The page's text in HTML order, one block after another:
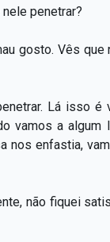
penetrar?
gosto. Vês
Lá isso é
vamos a algum
nos enfastia,
não fiquei